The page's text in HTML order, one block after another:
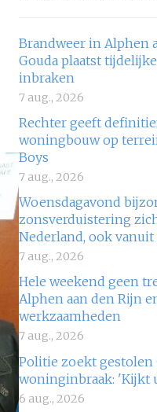
Brandweer in Alphen
Gouda plaatst
inbraken
7 aug., 2026
Rechter geeft
woningbouw op
Boys
7 aug., 2026
Woensdagavond
zonsverduistering
Nederland, ook
7 aug., 2026
Hele weekend geen
Alphen aan den Rijn
werkzaamheden
7 aug., 2026
Politie zoekt gestolen
woninginbraak: 'Kijkt
6 aug., 2026